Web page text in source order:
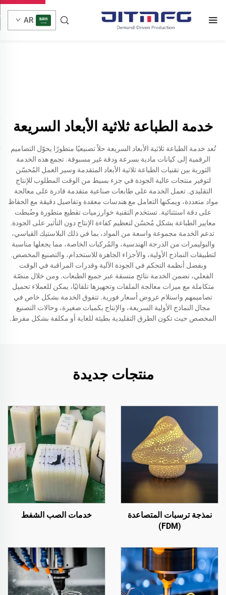
AR
خدمة الطباعة ثلاثية الأبعاد السريعة
تُعد خدمة الطباعة ثلاثية الأبعاد السريعة حلاً تصنيعيًا متطورًا يحوّل التصاميم
الرقمية إلى كيانات مادية بسرعة ودقة غير مسبوقة. تجمع هذه الخدمة
الثورية بين تقنيات الطباعة ثلاثية الأبعاد المتقدمة وسير العمل المُحسّن
لتوفير منتجات عالية الجودة في جزء بسيط من الوقت المطلوب للإنتاج
التقليدي. تعمل الخدمة على طابعات صناعية متقدمة قادرة على معالجة
مواد متعددة، ويمكنها التعامل مع هندسات معقدة وتفاصيل دقيقة مع الحفاظ
على دقة استثنائية. تستخدم التقنية خوارزميات تقطيع متطورة وضُبطت
معايير الطباعة بشكل مُحسّن لتعظيم كفاءة الإنتاج دون التأثير على الجودة.
تدعم الخدمة مجموعة واسعة من المواد، بما في ذلك البلاستيك القياسي،
والبوليمرات من الدرجة الهندسية، والمُركبات الخاصة، مما يجعلها مناسبة
لتطبيقات النماذج الأولية، والأجزاء الجاهزة للاستخدام، والتصنيع المخصص.
وبفضل أنظمة التحكم في الجودة الآلية وقدرات المراقبة في الوقت
الفعلي، تضمن الخدمة نتائج متسقة عبر جميع الطبعات. ومن خلال منصّة
متكاملة مع ميزات معالجة الملفات وتجهيزها تلقائيًا، يمكن للعملاء تحميل
تصاميمهم واستلام عروض أسعار فورية. تتفوق الخدمة بشكل خاص في
مجال النماذج الأولية السريعة، والإنتاج بكميات صغيرة، وحالات التصنيع
المخصص حيث تكون الطرق التقليدية بطيئة للغاية أو مكلفة بشكل مفرط.
منتجات جديدة
نمذجة ترسبات المتصاعدة
(FDM)
خدمات الصب الشفط